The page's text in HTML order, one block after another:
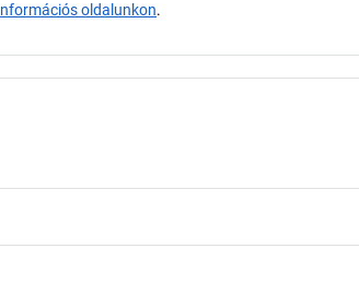
oldalunkon.